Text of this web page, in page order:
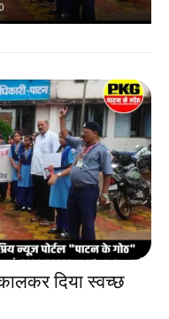
0
दिया स्वच्छ